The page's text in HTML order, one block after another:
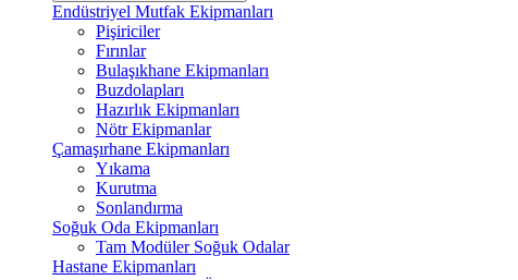
Endüstriyel Mutfak Ekipmanları
Pişiriciler
Fırınlar
Bulaşıkhane Ekipmanları
Buzdolapları
Hazırlık Ekipmanları
Nötr Ekipmanlar
Çamaşırhane Ekipmanları
Yıkama
Kurutma
Sonlandırma
Soğuk Oda Ekipmanları
Tam Modüler Soğuk Odalar
Hastane Ekipmanları